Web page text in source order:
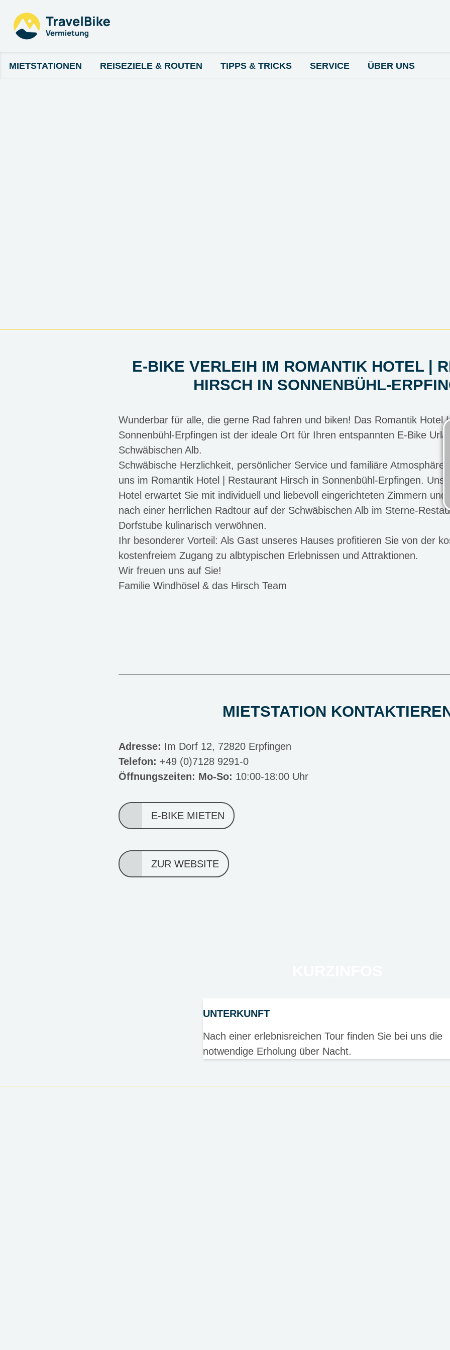
MIETSTATIONEN REISEZIELE & ROUTEN TIPPS & TRICKS SERVICE ÜBER UNS
ROMANTIK HOTEL |
E-BIKE VERLEIH IM ROMANTIK HOTEL |
HIRSCH IN SONNENBÜHL-
Wunderbar für alle, die gerne Rad fahren und biken! Das Romantik Hotel
Sonnenbühl-Erpfingen ist der ideale Ort für Ihren entspannten E-Bike
Schwäbischen Alb.
Schwäbische Herzlichkeit, persönlicher Service und familiäre Atmosphäre
uns im Romantik Hotel | Restaurant Hirsch in Sonnenbühl-Erpfingen.
Hotel erwartet Sie mit individuell und liebevoll eingerichteten Zimmern
nach einer herrlichen Radtour auf der Schwäbischen Alb im Sterne-
Dorfstube kulinarisch verwöhnen.
Ihr besonderer Vorteil: Als Gast unseres Hauses profitieren Sie von der
kostenfreiem Zugang zu albtypischen Erlebnissen und Attraktionen.
Wir freuen uns auf Sie!
Familie Windhösel & das Hirsch Team
MIETSTATION
Adresse: Im Dorf 12, 72820 Erpfingen
Telefon: +49 (0)7128 9291-0
Öffnungszeiten: Mo-So: 10:00-18:00 Uhr
E-BIKE MIETEN
ZUR WEBSITE
UNTERKUNFT
Nach einer erlebnisreichen Tour finden Sie bei uns die
notwendige Erholung über Nacht.